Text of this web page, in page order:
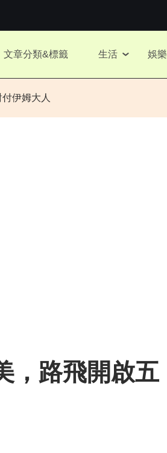
文章分類&標籤 生活 娛樂
伊姆大人
，路飛開啟五